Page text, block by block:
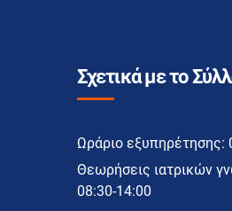
Σχετικά με το
Ωράριο εξυπηρέτησης:
Θεωρήσεις ιατρικών
08:30-14:00